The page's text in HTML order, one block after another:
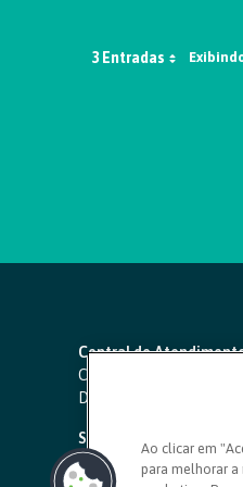
3 Entradas
Central de
Capitais e regiões
Demais localidades:
SAC 24 horas
Ouvidoria
Ao clicar em
para melhorar a